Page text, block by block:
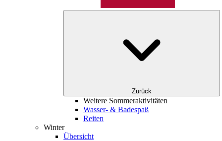
Zurück
Weitere Sommeraktivitäten
Wasser- & Badespaß
Reiten
Winter
Übersicht